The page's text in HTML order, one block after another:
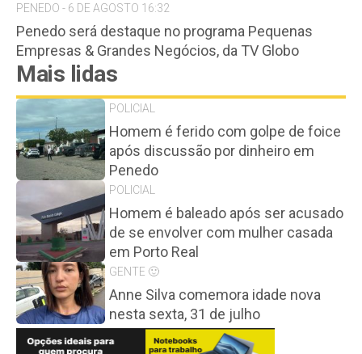
PENEDO - 6 DE AGOSTO 16:32
Penedo será destaque no programa Pequenas
Empresas & Grandes Negócios, da TV Globo
Mais lidas
POLICIAL
Homem é ferido com golpe de foice
após discussão por dinheiro em
Penedo
POLICIAL
Homem é baleado após ser acusado
de se envolver com mulher casada
em Porto Real
GENTE 🙂
Anne Silva comemora idade nova
nesta sexta, 31 de julho